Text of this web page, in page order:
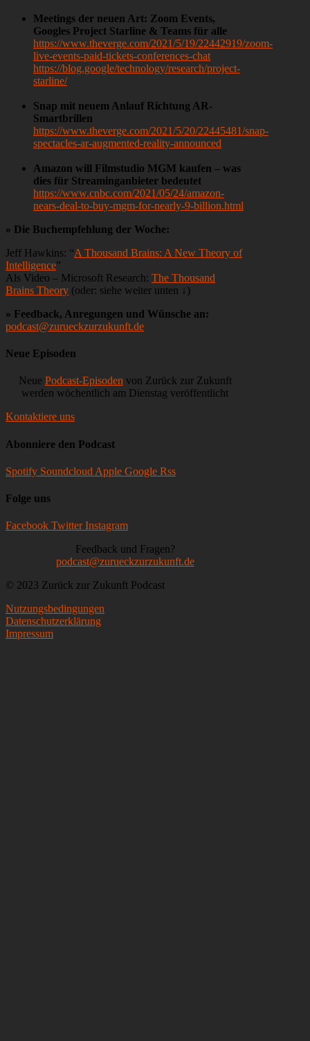
Meetings der neuen Art: Zoom Events,
Googles Project Starline & Teams für alle
https://www.theverge.com/2021/5/19/22442919/zoom-
live-events-paid-tickets-conferences-chat
https://blog.google/technology/research/project-
starline/
Snap mit neuem Anlauf Richtung AR-
Smartbrillen
https://www.theverge.com/2021/5/20/22445481/snap-
spectacles-ar-augmented-reality-announced
Amazon will Filmstudio MGM kaufen – was
dies für Streaminganbieter bedeutet
https://www.cnbc.com/2021/05/24/amazon-
nears-deal-to-buy-mgm-for-nearly-9-billion.html
» Die Buchempfehlung der Woche:
Jeff Hawkins: “A Thousand Brains: A New Theory of
Intelligence”
Als Video – Microsoft Research: The Thousand
Brains Theory (oder: siehe weiter unten ↓)
» Feedback, Anregungen und Wünsche an:
podcast@zurueckzurzukunft.de
Neue Episoden
Neue Podcast-Episoden von Zurück zur Zukunft
werden wöchentlich am Dienstag veröffentlicht
Kontaktiere uns
Abonniere den Podcast
Spotify Soundcloud Apple Google Rss
Folge uns
Facebook Twitter Instagram
Feedback und Fragen?
podcast@zurueckzurzukunft.de
© 2023 Zurück zur Zukunft Podcast
Nutzungsbedingungen
Datenschutzerklärung
Impressum